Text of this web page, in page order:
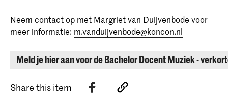
Neem contact op met Margriet van Duijvenbode voor
meer informatie: m.vanduijvenbode@koncon.nl
Meld je hier aan voor de Bachelor Docent Muziek -
Share this item